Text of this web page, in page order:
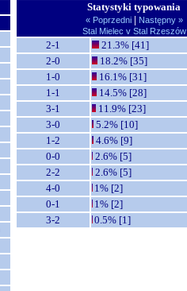
Statystyki typowania
« Poprzedni | Następny »
Stal Mielec v Stal Rzeszów
2-1
21.3% [41]
2-0
18.2% [35]
1-0
16.1% [31]
1-1
14.5% [28]
3-1
11.9% [23]
3-0
5.2% [10]
1-2
4.6% [9]
0-0
2.6% [5]
2-2
2.6% [5]
4-0
1% [2]
0-1
1% [2]
3-2
0.5% [1]